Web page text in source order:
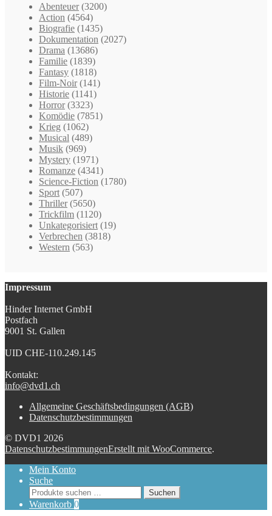
Abenteuer (3200)
Action (4564)
Biografie (1435)
Dokumentation (2027)
Drama (13686)
Familie (1839)
Fantasy (1818)
Film-Noir (141)
Historie (1141)
Horror (3323)
Komödie (7851)
Krieg (1062)
Musical (489)
Musik (969)
Mystery (1971)
Romanze (4341)
Science-Fiction (1780)
Sport (507)
Thriller (5650)
Trickfilm (1120)
Unkategorisiert (19)
Verbrechen (3818)
Western (563)
Impressum
Hinder Internet GmbH
Postfach
9001 St. Gallen
UID CHE-110.249.145
Kontakt:
info@dvd1.ch
Allgemeine Geschäftsbedingungen (AGB)
Datenschutzbestimmungen
© DVD1 2026
DatenschutzbestimmungenErstellt mit WooCommerce.
Mein Konto
Suche
Suchen
nach:
Suchen
Warenkorb 0